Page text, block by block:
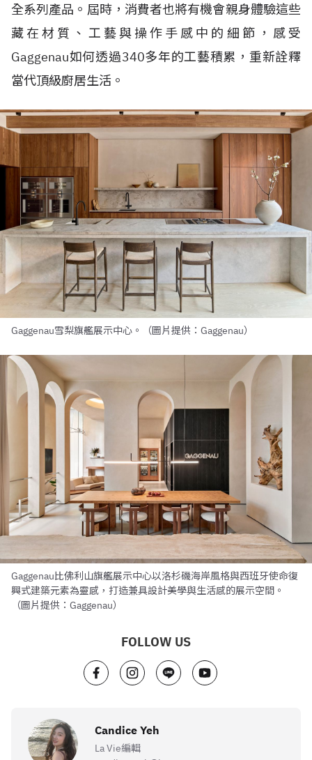
全系列產品。屆時，消費者也將有機會親身體驗這些
藏在材質、工藝與操作手感中的細節，感受
Gaggenau如何透過340多年的工藝積累，重新詮釋
當代頂級廚居生活。
Gaggenau雪梨旗艦展示中心。（圖片提供：Gaggenau）
Gaggenau比佛利山旗艦展示中心以洛杉磯海岸風格與西班牙使命復
興式建築元素為靈感，打造兼具設計美學與生活感的展示空間。
（圖片提供：Gaggenau）
FOLLOW US
Candice Yeh
La Vie編輯